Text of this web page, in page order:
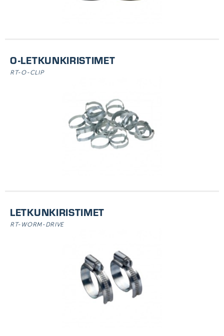
O-LETKUNKIRISTIMET
RT-O-CLIP
LETKUNKIRISTIMET
RT-WORM-DRIVE